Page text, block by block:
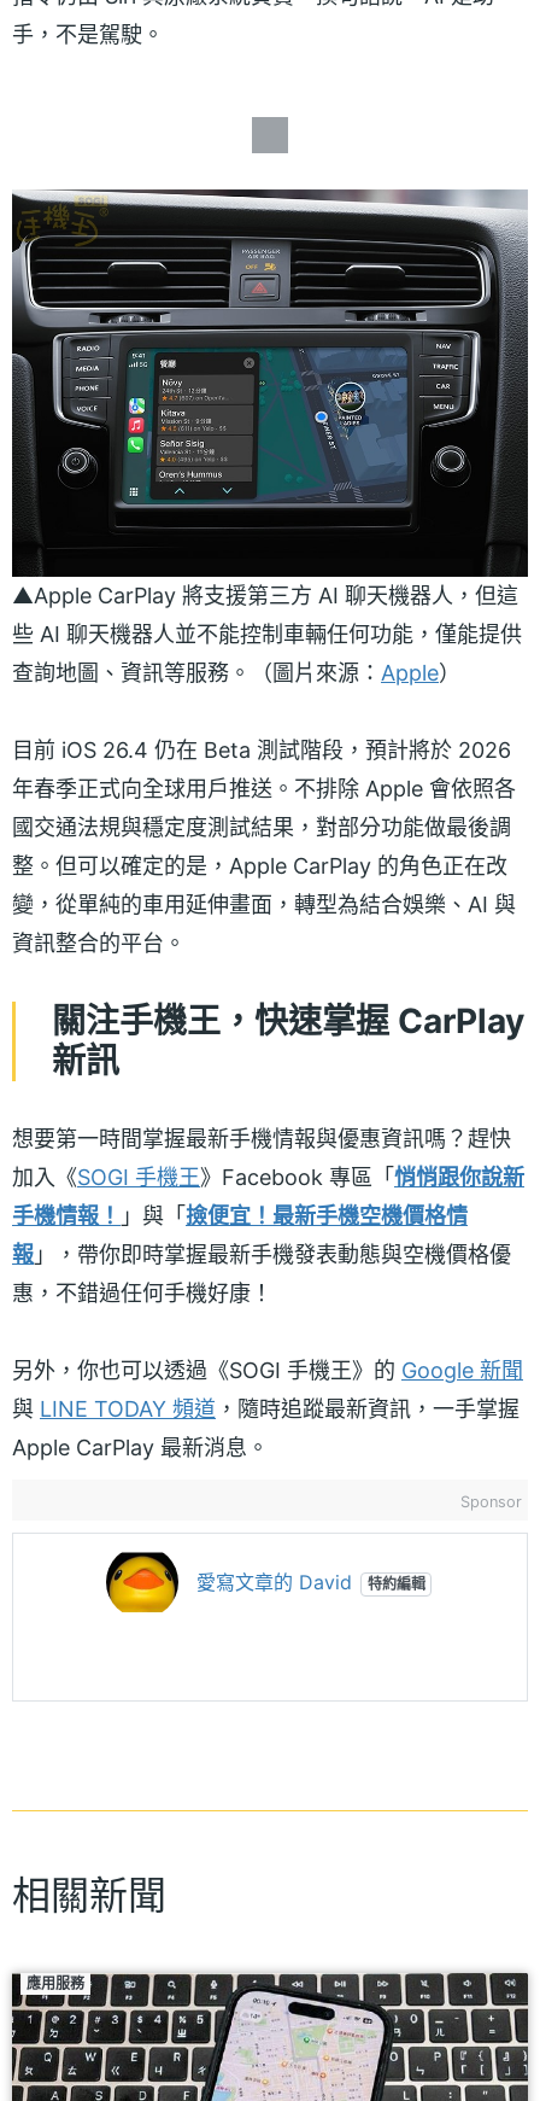
手，不是駕駛。
▲Apple CarPlay 將支援第三方 AI 聊天機器人，但這
些 AI 聊天機器人並不能控制車輛任何功能，僅能提供
查詢地圖、資訊等服務。（圖片來源： Apple）
目前 iOS 26.4 仍在 Beta 測試階段，預計將於 2026
年春季正式向全球用戶推送。不排除 Apple 會依照各
國交通法規與穩定度測試結果，對部分功能做最後調
整。但可以確定的是，Apple CarPlay 的角色正在改
變，從單純的車用延伸畫面，轉型為結合娛樂、AI 與
資訊整合的平台。
關注手機王，快速掌握 CarPlay
新訊
想要第一時間掌握最新手機情報與優惠資訊嗎？趕快
加入《SOGI 手機王》Facebook 專區「悄悄跟你說新
手機情報！ 」與「撿便宜！最新手機空機價格情
報 」，帶你即時掌握最新手機發表動態與空機價格優
惠，不錯過任何手機好康！
另外，你也可以透過《SOGI 手機王》的 Google 新聞
與 LINE TODAY 頻道 ，隨時追蹤最新資訊，一手掌握
Apple CarPlay 最新消息。
Sponsor
愛寫文章的 David 特約編輯
相關新聞
應用服務